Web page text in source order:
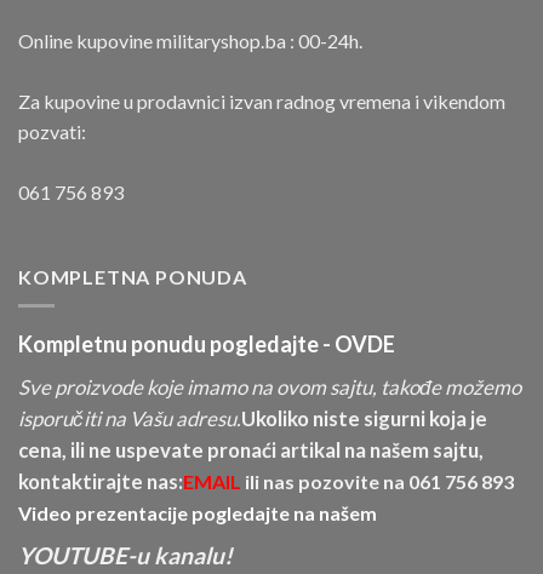
Online kupovine militaryshop.ba : 00-24h.
Za kupovine u prodavnici izvan radnog vremena i vikendom
pozvati:
061 756 893
KOMPLETNA PONUDA
Kompletnu ponudu pogledajte - OVDE
Sve proizvode koje imamo na ovom sajtu, takođe možemo
isporučiti na Vašu adresu.Ukoliko niste sigurni koja je
cena, ili ne uspevate pronaći artikal na našem sajtu,
kontaktirajte nas:EMAIL ili nas pozovite na 061 756 893
Video prezentacije pogledajte na našem
YOUTUBE-u kanalu!